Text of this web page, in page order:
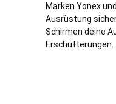
Marken Yonex
Ausrüstung
Schirmen deine
Erschütterungen.